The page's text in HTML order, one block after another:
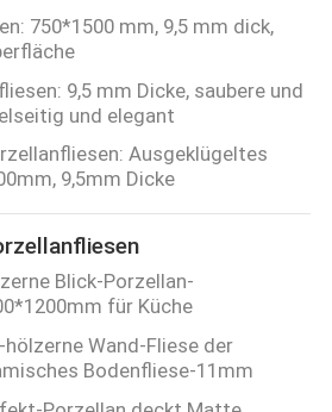
750*1500 mm, 9,5 mm dick,
9,5 mm Dicke, saubere und
und elegant
Ausgeklügeltes
9,5mm Dicke
Blick-Porzellan-
für Küche
Wand-Fliese der
Bodenfliese-11mm